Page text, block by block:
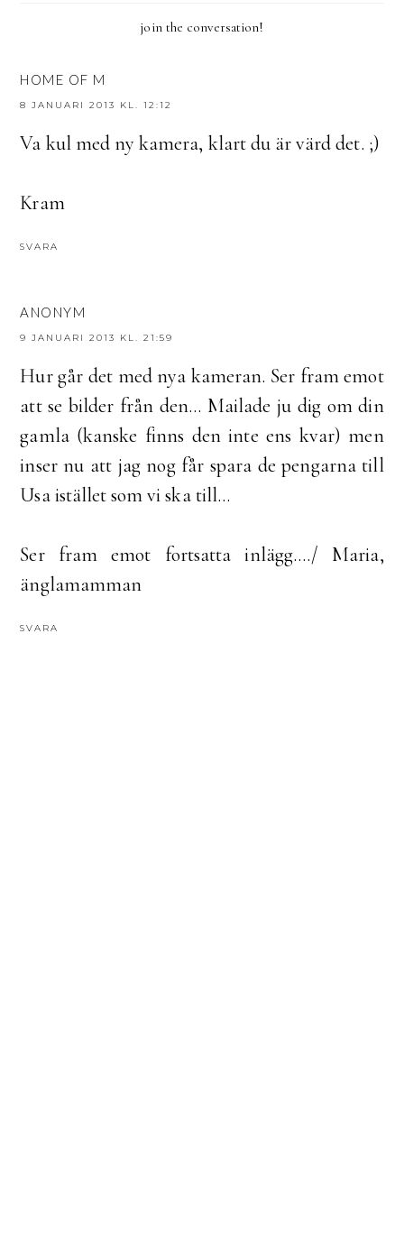
join the conversation!
HOME OF M
8 JANUARI 2013 KL. 12:12
Va kul med ny kamera, klart du är värd det. ;)
Kram
SVARA
ANONYM
9 JANUARI 2013 KL. 21:59
Hur går det med nya kameran. Ser fram emot
att se bilder från den... Mailade ju dig om din
gamla (kanske finns den inte ens kvar) men
inser nu att jag nog får spara de pengarna till
Usa istället som vi ska till...
Ser fram emot fortsatta inlägg..../ Maria,
änglamamman
SVARA